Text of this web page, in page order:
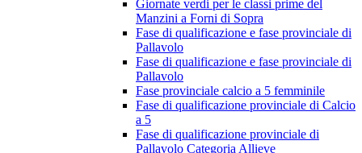
Giornate verdi per le classi prime del
Manzini a Forni di Sopra
Fase di qualificazione e fase provinciale di
Pallavolo
Fase di qualificazione e fase provinciale di
Pallavolo
Fase provinciale calcio a 5 femminile
Fase di qualificazione provinciale di Calcio
a 5
Fase di qualificazione provinciale di
Pallavolo Categoria Allieve